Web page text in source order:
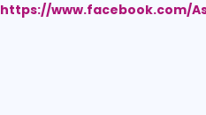
https://www.facebook.com/